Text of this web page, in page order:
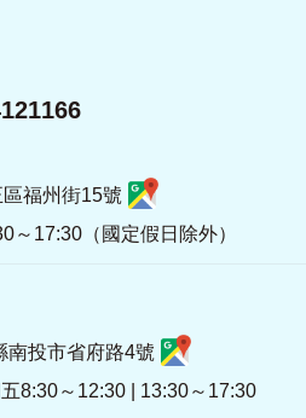
福州街15號
～17:30（國定假日除外）
南投市省府路4號
8:30～12:30 | 13:30～17:30